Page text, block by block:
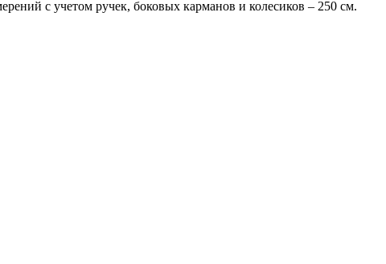
с учетом ручек, боковых карманов и колесиков – 250 см.